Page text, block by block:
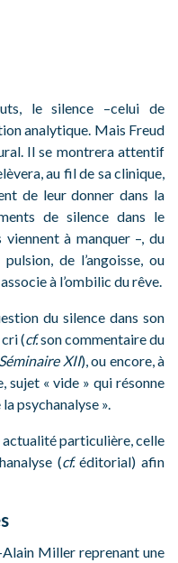
le silence –celui de
analytique. Mais Freud
Il se montrera attentif
au fil de sa clinique,
de leur donner dans la
de silence dans le
à manquer –, du
de l’angoisse, ou
à l’ombilic du rêve.
du silence dans son
(cf.son commentaire du
Séminaire XII), ou encore, à
sujet « vide » qui résonne
psychanalyse ».
actualité particulière, celle
(cf.éditorial) afin
Alain Miller reprenant une